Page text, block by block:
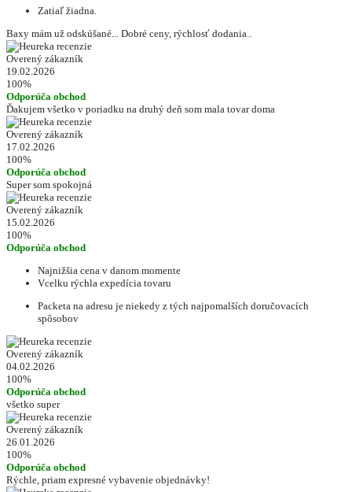
Zatiaľ žiadna.
Baxy mám už odskúšané... Dobré ceny, rýchlosť dodania..
Overený zákazník
19.02.2026
100%
Odporúča obchod
Ďakujem všetko v poriadku na druhý deň som mala tovar doma
Overený zákazník
17.02.2026
100%
Odporúča obchod
Super som spokojná
Overený zákazník
15.02.2026
100%
Odporúča obchod
Najnižšia cena v danom momente
Vcelku rýchla expedícia tovaru
Packeta na adresu je niekedy z tých najpomalších doručovacích
spôsobov
Overený zákazník
04.02.2026
100%
Odporúča obchod
všetko super
Overený zákazník
26.01.2026
100%
Odporúča obchod
Rýchle, priam expresné vybavenie objednávky!